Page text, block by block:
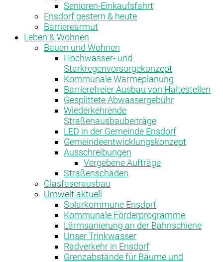
Senioren-Einkaufsfahrt
Ensdorf gestern & heute
Barrierearmut
Leben & Wohnen
Bauen und Wohnen
Hochwasser- und
Starkregenvorsorgekonzept
Kommunale Wärmeplanung
Barrierefreier Ausbau von Haltestellen
Gesplittete Abwassergebühr
Wiederkehrende
Straßenausbaubeiträge
LED in der Gemeinde Ensdorf
Gemeindeentwicklungskonzept
Ausschreibungen
Vergebene Aufträge
Straßenschäden
Glasfaserausbau
Umwelt aktuell
Solarkommune Ensdorf
Kommunale Förderprogramme
Lärmsanierung an der Bahnschiene
Unser Trinkwasser
Radverkehr in Ensdorf
Grenzabstände für Bäume und